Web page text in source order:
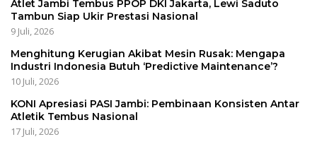
Atlet Jambi Tembus PPOP DKI Jakarta, Lewi Saduto
Tambun Siap Ukir Prestasi Nasional
9 Juli, 2026
Menghitung Kerugian Akibat Mesin Rusak: Mengapa
Industri Indonesia Butuh ‘Predictive Maintenance’?
10 Juli, 2026
KONI Apresiasi PASI Jambi: Pembinaan Konsisten Antar
Atletik Tembus Nasional
17 Juli, 2026